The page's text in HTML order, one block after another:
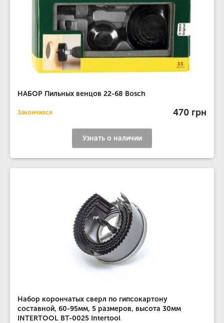
НАБОР Пильных венцов 22-68 Bosch
Закончился 470 грн
Узнать о наличии
Набор корончатых сверл по гипсокартону
составной, 60-95мм, 5 размеров, высота 30мм
INTERTOOL BT-0025 Intertool